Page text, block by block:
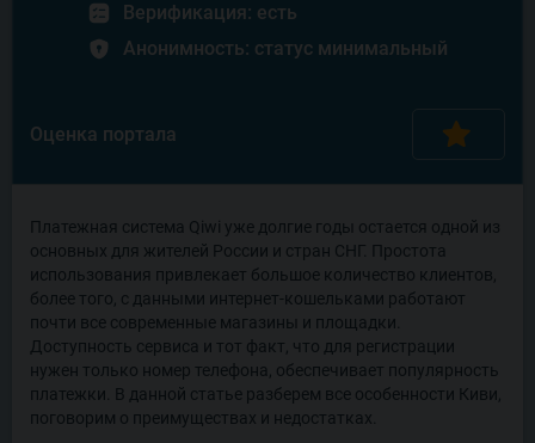
Верификация: есть
Анонимность: статус минимальный
Оценка портала
Платежная система Qiwi уже долгие годы остается одной из
основных для жителей России и стран СНГ. Простота
использования привлекает большое количество клиентов,
более того, с данными интернет-кошельками работают
почти все современные магазины и площадки.
Доступность сервиса и тот факт, что для регистрации
нужен только номер телефона, обеспечивает популярность
платежки. В данной статье разберем все особенности Киви,
поговорим о преимуществах и недостатках.